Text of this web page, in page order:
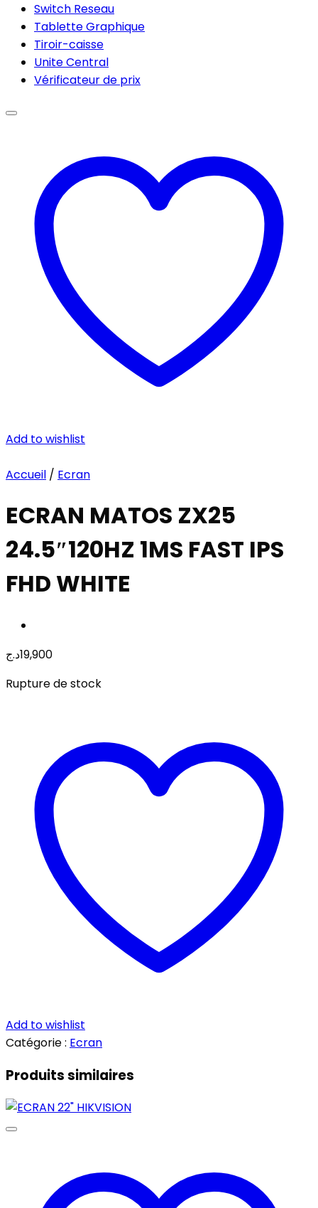
Switch Reseau
Tablette Graphique
Tiroir-caisse
Unite Central
Vérificateur de prix
Add to wishlist
Accueil / Ecran
ECRAN MATOS ZX25
24.5″120HZ 1MS FAST IPS
FHD WHITE
19,900د.ج
Rupture de stock
Add to wishlist
Catégorie : Ecran
Produits similaires